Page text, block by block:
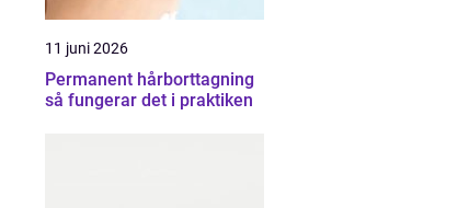
11 juni 2026
Permanent hårborttagning
så fungerar det i praktiken